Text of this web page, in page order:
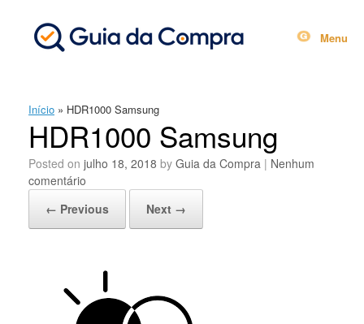
Menu
Início » HDR1000 Samsung
HDR1000 Samsung
Posted on julho 18, 2018 by Guia da Compra | Nenhum
comentário
← Previous
Next →